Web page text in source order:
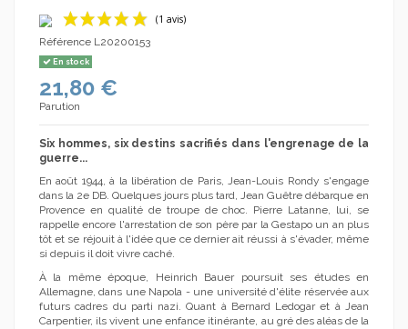
Référence L20200153
En stock
21,80 €
Parution
Six hommes, six destins sacrifiés dans l'engrenage de la
guerre...
En août 1944, à la libération de Paris, Jean-Louis Rondy s'engage
dans la 2e DB. Quelques jours plus tard, Jean Guêtre débarque en
Provence en qualité de troupe de choc. Pierre Latanne, lui, se
rappelle encore l'arrestation de son père par la Gestapo un an plus
tôt et se réjouit à l'idée que ce dernier ait réussi à s'évader, même
si depuis il doit vivre caché.
À la même époque, Heinrich Bauer poursuit ses études en
Allemagne, dans une Napola - une université d'élite réservée aux
futurs cadres du parti nazi. Quant à Bernard Ledogar et à Jean
Carpentier, ils vivent une enfance itinérante, au gré des aléas de la